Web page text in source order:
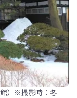
）※撮影時：冬